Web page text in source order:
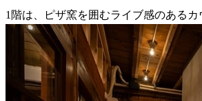
1階は、ピザ窯を囲むライブ感のあるカ